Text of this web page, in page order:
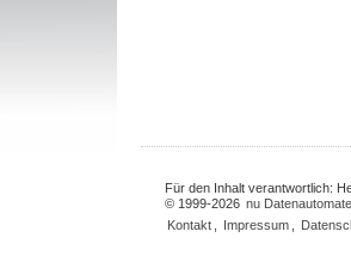
Für den Inhalt verantwortlich:
© 1999-2026 nu
Kontakt
Impressum